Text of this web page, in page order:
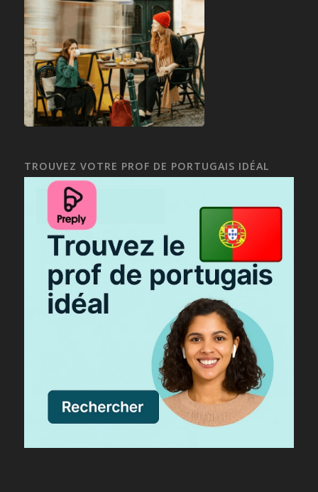
TROUVEZ VOTRE PROF DE PORTUGAIS IDÉAL